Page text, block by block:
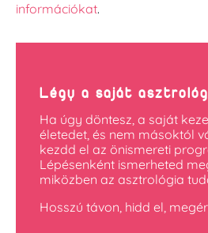
információkat.
Légy a saját
Ha úgy döntesz, a saját
életedet, és nem másoktól
kezdd el az önismereti
Lépésenként ismerheted
miközben az asztrológia
Hosszú távon, hidd el,